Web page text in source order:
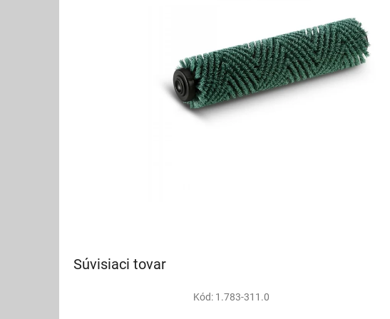
Súvisiaci tovar
Kód: 1.783-311.0